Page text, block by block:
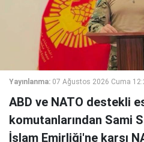
Yayınlanma: 07 Ağustos 2026 Cuma
ABD ve NATO destekli
komutanlarından Sami
İslam Emirliği'ne karşı